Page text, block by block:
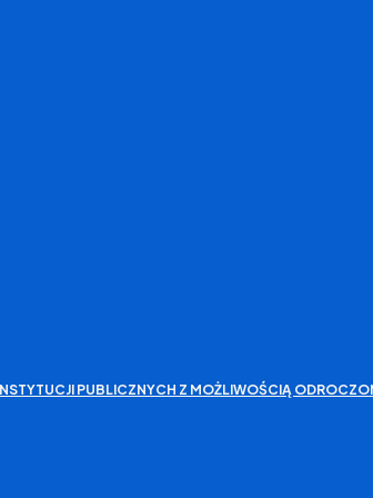
PUBLICZNYCH Z MOŻLIWOŚCIĄ